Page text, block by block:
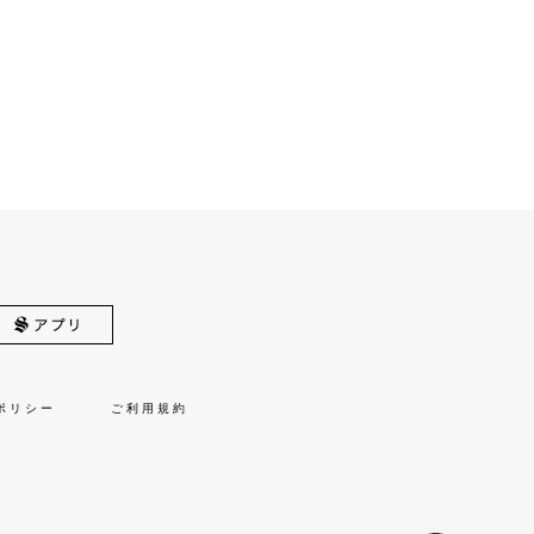
リシー ご利用規約